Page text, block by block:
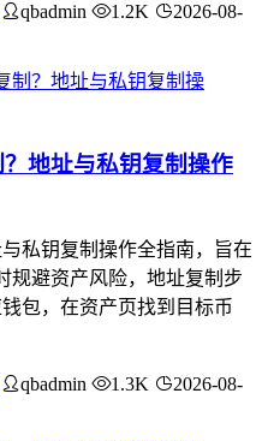
qbadmin 1.2K
2026-08-
地址与私钥复制操作
私钥复制操作全指南，旨在
规避资产风险，地址复制步
包，在资产页找到目标币
qbadmin 1.3K
2026-08-